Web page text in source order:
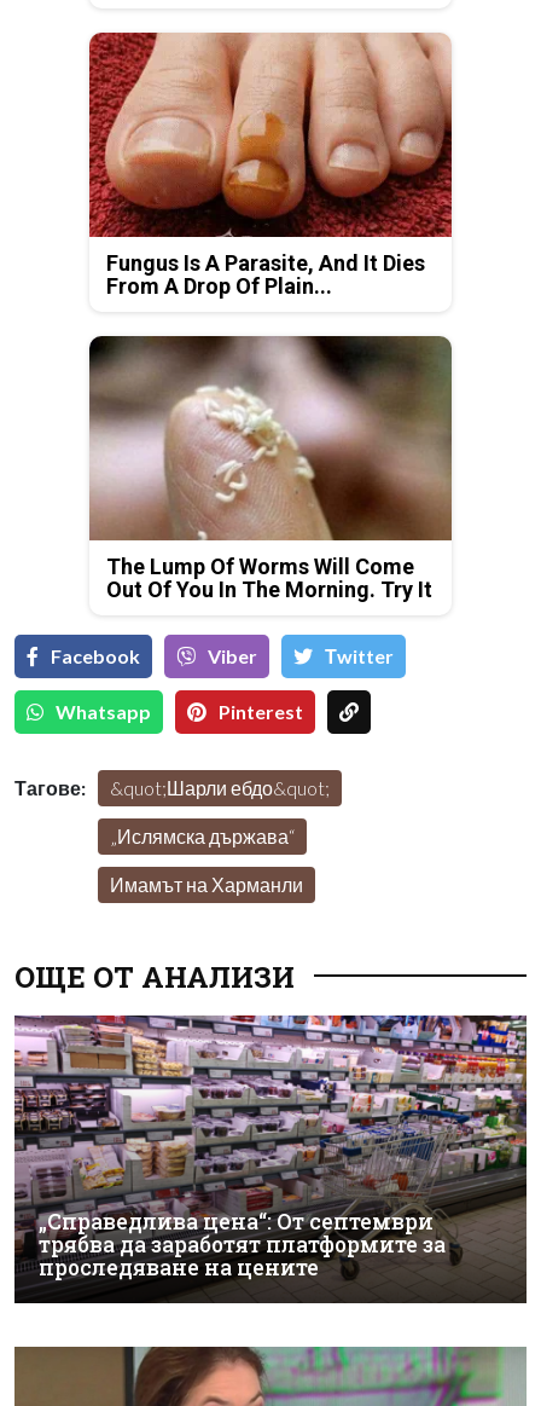
Fungus Is A Parasite, And It Dies
From A Drop Of Plain...
The Lump Of Worms Will Come
Out Of You In The Morning. Try It
Facebook Viber Тwitter
Whatsapp Pinterest
Тагове: &quot;Шарли ебдо&quot;
„Ислямска държава“
Имамът на Харманли
ОЩЕ ОТ АНАЛИЗИ
„Справедлива цена“: От септември
трябва да заработят платформите за
проследяване на цените